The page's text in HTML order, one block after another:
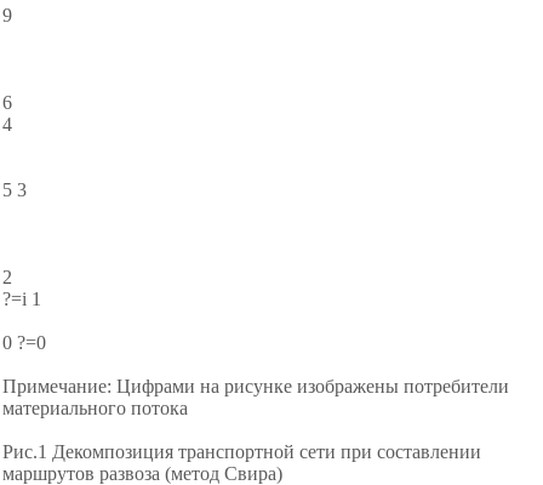
9
6
4
5 3
2
?=i 1
0 ?=0
Примечание: Цифрами на рисунке изображены потребители
материального потока
Рис.1 Декомпозиция транспортной сети при составлении
маршрутов развоза (метод Свира)